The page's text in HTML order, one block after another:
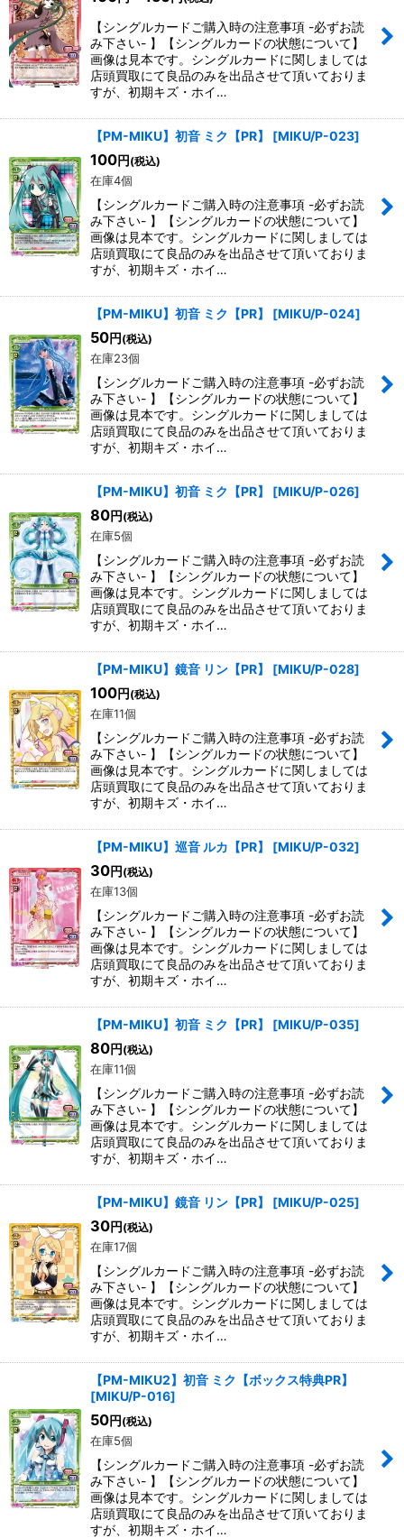
【シングルカードご購入時の注意事項 -必ずお読
み下さい- 】【シングルカードの状態について】
画像は見本です。シングルカードに関しましては
店頭買取にて良品のみを出品させて頂いておりま
すが、初期キズ・ホイ…
【PM-MIKU】初音 ミク【PR】 [MIKU/P-023]
100円 (税込)
在庫4個
【シングルカードご購入時の注意事項 -必ずお読
み下さい- 】【シングルカードの状態について】
画像は見本です。シングルカードに関しましては
店頭買取にて良品のみを出品させて頂いておりま
すが、初期キズ・ホイ…
【PM-MIKU】初音 ミク【PR】 [MIKU/P-024]
50円 (税込)
在庫23個
【シングルカードご購入時の注意事項 -必ずお読
み下さい- 】【シングルカードの状態について】
画像は見本です。シングルカードに関しましては
店頭買取にて良品のみを出品させて頂いておりま
すが、初期キズ・ホイ…
【PM-MIKU】初音 ミク【PR】 [MIKU/P-026]
80円 (税込)
在庫5個
【シングルカードご購入時の注意事項 -必ずお読
み下さい- 】【シングルカードの状態について】
画像は見本です。シングルカードに関しましては
店頭買取にて良品のみを出品させて頂いておりま
すが、初期キズ・ホイ…
【PM-MIKU】鏡音 リン【PR】 [MIKU/P-028]
100円 (税込)
在庫11個
【シングルカードご購入時の注意事項 -必ずお読
み下さい- 】【シングルカードの状態について】
画像は見本です。シングルカードに関しましては
店頭買取にて良品のみを出品させて頂いておりま
すが、初期キズ・ホイ…
【PM-MIKU】巡音 ルカ【PR】 [MIKU/P-032]
30円 (税込)
在庫13個
【シングルカードご購入時の注意事項 -必ずお読
み下さい- 】【シングルカードの状態について】
画像は見本です。シングルカードに関しましては
店頭買取にて良品のみを出品させて頂いておりま
すが、初期キズ・ホイ…
【PM-MIKU】初音 ミク【PR】 [MIKU/P-035]
80円 (税込)
在庫11個
【シングルカードご購入時の注意事項 -必ずお読
み下さい- 】【シングルカードの状態について】
画像は見本です。シングルカードに関しましては
店頭買取にて良品のみを出品させて頂いておりま
すが、初期キズ・ホイ…
【PM-MIKU】鏡音 リン【PR】 [MIKU/P-025]
30円 (税込)
在庫17個
【シングルカードご購入時の注意事項 -必ずお読
み下さい- 】【シングルカードの状態について】
画像は見本です。シングルカードに関しましては
店頭買取にて良品のみを出品させて頂いておりま
すが、初期キズ・ホイ…
【PM-MIKU2】初音 ミク【ボックス特典PR】
[MIKU/P-016]
50円 (税込)
在庫5個
【シングルカードご購入時の注意事項 -必ずお読
み下さい- 】【シングルカードの状態について】
画像は見本です。シングルカードに関しましては
店頭買取にて良品のみを出品させて頂いておりま
すが、初期キズ・ホイ…